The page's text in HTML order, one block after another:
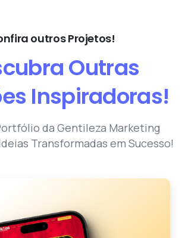
outros Projetos!
Outras
Inspiradoras!
da Gentileza Marketing
Transformadas em Sucesso!